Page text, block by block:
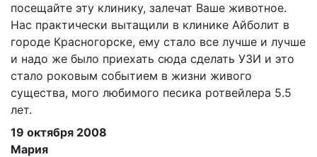
посещайте эту клинику, залечат Ваше животное.
Нас практически вытащили в клинике Айболит в
городе Красногорске, ему стало все лучше и лучше
и надо же было приехать сюда сделать УЗИ и это
стало роковым событием в жизни живого
существа, мого любимого песика ротвейлера 5.5
лет.
19 октября 2008
Мария